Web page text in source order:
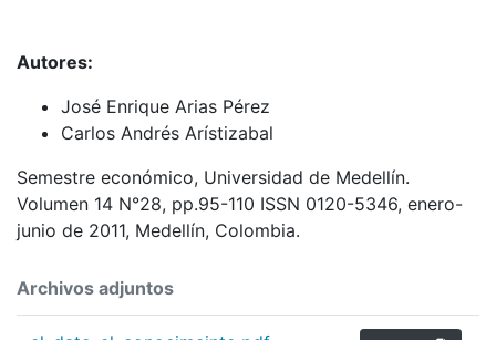
Autores:
José Enrique Arias Pérez
Carlos Andrés Arístizabal
Semestre económico, Universidad de Medellín.
Volumen 14 N°28, pp.95-110 ISSN 0120-5346, enero-
junio de 2011, Medellín, Colombia.
Archivos adjuntos